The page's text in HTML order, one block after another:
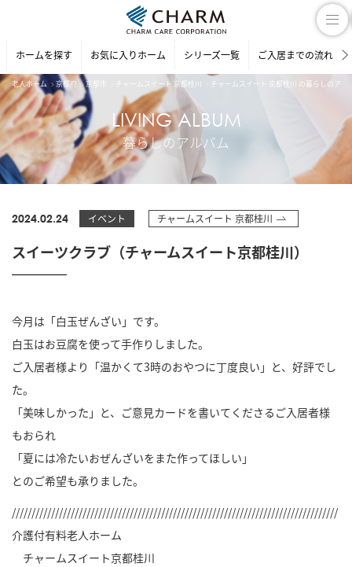
ホームを探す お気に入りホーム シリーズ一覧 ご入居までの流れ
老人ホーム 京都府 京都市 チャームスイート 京都桂川 チャームスイート 京都桂川 の暮らしのアル
LIVING ALBUM
暮らしのアルバム
2024.02.24 イベント チャームスイート 京都桂川
スイーツクラブ（チャームスイート京都桂川）
今月は「白玉ぜんざい」です。
白玉はお豆腐を使って手作りしました。
ご入居者様より「温かくて3時のおやつに丁度良い」と、好評でし
た。
「美味しかった」と、ご意見カードを書いてくださるご入居者様
もおられ
「夏には冷たいおぜんざいをまた作ってほしい」
とのご希望も承りました。
///////////////////////////////////////////////////////////////////////////////////
介護付有料老人ホーム
チャームスイート京都桂川